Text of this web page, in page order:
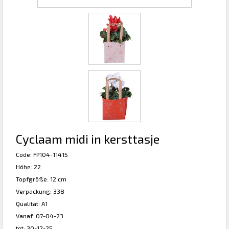
Cyclaam midi in kersttasje
Code: FP104-11415
Höhe: 22
Topfgröße: 12 cm
Verpackung: 338
Qualität: A1
Vanaf: 07-04-23